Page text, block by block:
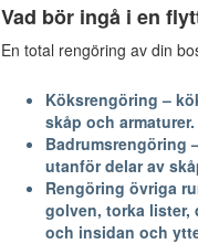
Vad bör ingå i en
En total rengöring av din
Köksrengöring –
skåp och armaturer.
Badrumsrengöring
utanför delar av
Rengöring övriga
golven, torka lister,
och insidan och